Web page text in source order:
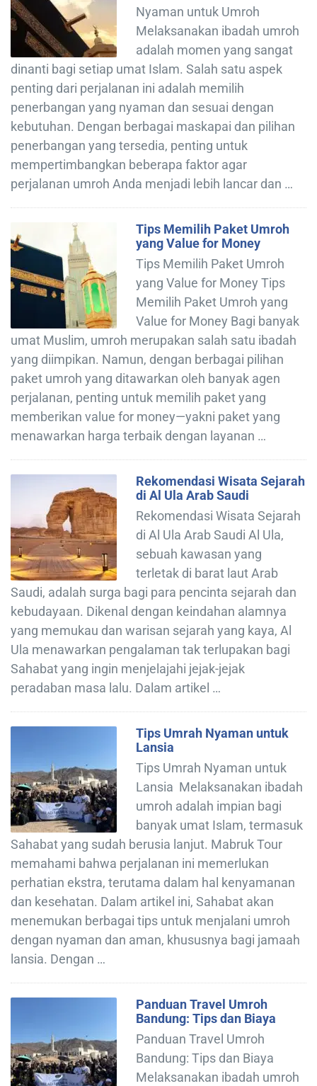
Nyaman untuk Umroh
Melaksanakan ibadah umroh
adalah momen yang sangat
dinanti bagi setiap umat Islam. Salah satu aspek
penting dari perjalanan ini adalah memilih
penerbangan yang nyaman dan sesuai dengan
kebutuhan. Dengan berbagai maskapai dan pilihan
penerbangan yang tersedia, penting untuk
mempertimbangkan beberapa faktor agar
perjalanan umroh Anda menjadi lebih lancar dan …
Tips Memilih Paket Umroh
yang Value for Money
Tips Memilih Paket Umroh
yang Value for Money Tips
Memilih Paket Umroh yang
Value for Money Bagi banyak
umat Muslim, umroh merupakan salah satu ibadah
yang diimpikan. Namun, dengan berbagai pilihan
paket umroh yang ditawarkan oleh banyak agen
perjalanan, penting untuk memilih paket yang
memberikan value for money—yakni paket yang
menawarkan harga terbaik dengan layanan …
Rekomendasi Wisata Sejarah
di Al Ula Arab Saudi
Rekomendasi Wisata Sejarah
di Al Ula Arab Saudi Al Ula,
sebuah kawasan yang
terletak di barat laut Arab
Saudi, adalah surga bagi para pencinta sejarah dan
kebudayaan. Dikenal dengan keindahan alamnya
yang memukau dan warisan sejarah yang kaya, Al
Ula menawarkan pengalaman tak terlupakan bagi
Sahabat yang ingin menjelajahi jejak-jejak
peradaban masa lalu. Dalam artikel …
Tips Umrah Nyaman untuk
Lansia
Tips Umrah Nyaman untuk
Lansia Melaksanakan ibadah
umroh adalah impian bagi
banyak umat Islam, termasuk
Sahabat yang sudah berusia lanjut. Mabruk Tour
memahami bahwa perjalanan ini memerlukan
perhatian ekstra, terutama dalam hal kenyamanan
dan kesehatan. Dalam artikel ini, Sahabat akan
menemukan berbagai tips untuk menjalani umroh
dengan nyaman dan aman, khususnya bagi jamaah
lansia. Dengan …
Panduan Travel Umroh
Bandung: Tips dan Biaya
Panduan Travel Umroh
Bandung: Tips dan Biaya
Melaksanakan ibadah umroh